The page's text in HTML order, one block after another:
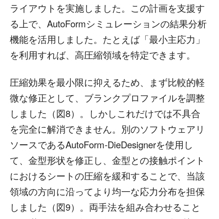
ライアウトを実施しました。この計画を支援す
る上で、AutoFormシミュレーションの結果分析
機能を活用しました。たとえば「最小主応力」
を利用すれば、高圧縮領域を特定できます。
圧縮効果を最小限に抑えるため、まず比較的軽
微な修正として、ブランクプロファイルを調整
しました（図8）。しかしこれだけでは不具合
を完全に解消できません。別のソフトウェアリ
ソースであるAutoForm-DieDesignerを使用し
て、金型形状を修正し、金型との接触ポイント
におけるシートの圧縮を緩和することで、当該
領域の方向に沿ってより均一な応力分布を担保
しました（図9）。両手法を組み合わせること